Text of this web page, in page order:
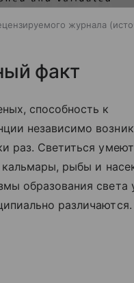
журнала
факт
способность к
независимо
раз. Светиться
рыбы и
образования света
различаются.